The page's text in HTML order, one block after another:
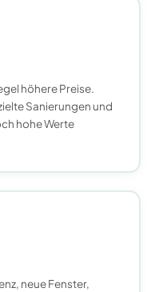
höhere Preise.
Sanierungen und
hohe Werte
neue Fenster,